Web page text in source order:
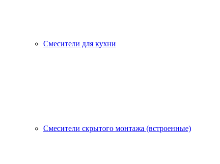
Смесители для кухни
Смесители скрытого монтажа (встроенные)